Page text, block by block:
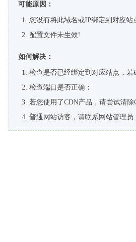
可能原因：
您没有将此域名或IP绑定到对应站
配置文件未生效!
如何解决：
检查是否已经绑定到对应站点，
检查端口是否正确；
若您使用了CDN产品，请尝试清除
普通网站访客，请联系网站管理员